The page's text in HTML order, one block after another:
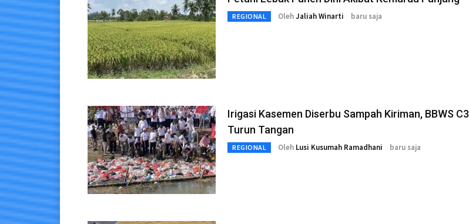
REGIONAL OlehJaliah Winarti baru saja
Irigasi Kasemen Diserbu Sampah Kiriman, BBWS C3
Turun Tangan
REGIONAL Oleh Lusi Kusumah Ramadhani baru saja